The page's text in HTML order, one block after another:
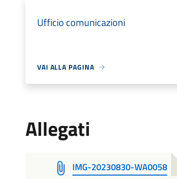
Ufficio comunicazioni
VAI ALLA PAGINA
Allegati
IMG-20230830-WA0058